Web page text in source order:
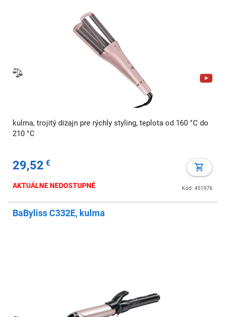
kulma, trojitý dizajn pre rýchly styling, teplota od 160 °C do
210 °C
29,52 €
Kód: 451976
AKTUÁLNE NEDOSTUPNÉ
BaByliss C332E, kulma